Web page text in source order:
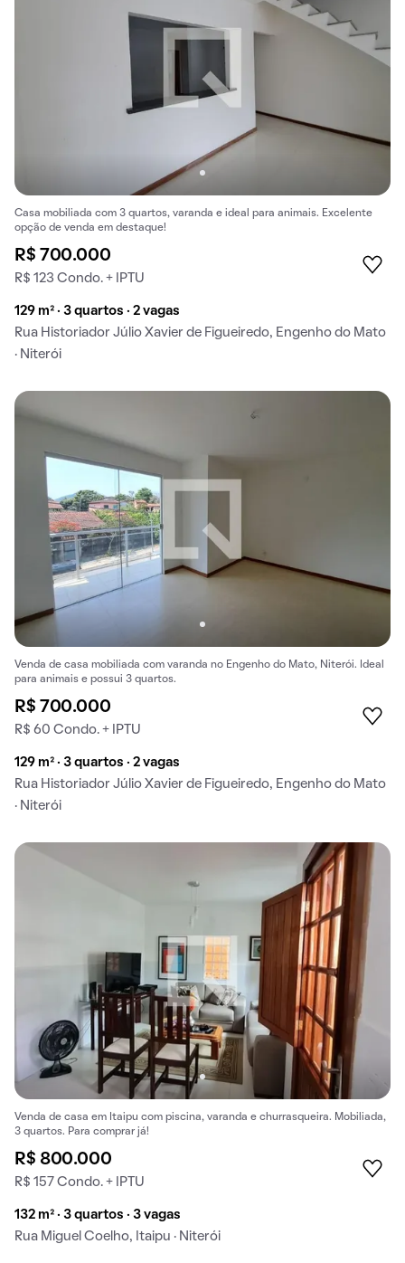
Casa mobiliada com 3 quartos, varanda e ideal para animais. Excelente
opção de venda em destaque!
R$ 700.000
R$ 123 Condo. + IPTU
129 m² · 3 quartos · 2 vagas
Rua Historiador Júlio Xavier de Figueiredo, Engenho do Mato
· Niterói
Venda de casa mobiliada com varanda no Engenho do Mato, Niterói. Ideal
para animais e possui 3 quartos.
R$ 700.000
R$ 60 Condo. + IPTU
129 m² · 3 quartos · 2 vagas
Rua Historiador Júlio Xavier de Figueiredo, Engenho do Mato
· Niterói
Venda de casa em Itaipu com piscina, varanda e churrasqueira. Mobiliada,
3 quartos. Para comprar já!
R$ 800.000
R$ 157 Condo. + IPTU
132 m² · 3 quartos · 3 vagas
Rua Miguel Coelho, Itaipu · Niterói